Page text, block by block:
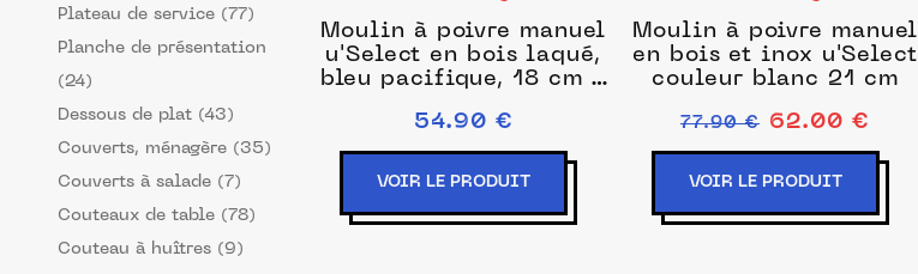
Plateau de service (77)
Planche de présentation
(24)
Dessous de plat (43)
Couverts, ménagère (35)
Couverts à salade (7)
Couteaux de table (78)
Couteau à huîtres (9)
Moulin à poivre manuel
u'Select en bois laqué,
bleu pacifique, 18 cm -
54.90 €
VOIR LE PRODUIT
Moulin à poivre manuel
en bois et inox u'Select
couleur blanc 21 cm
77.90 € 62.00 €
VOIR LE PRODUIT